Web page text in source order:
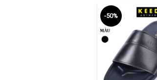
-50%